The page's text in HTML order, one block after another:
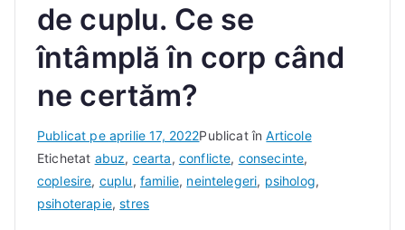
de cuplu. Ce se
întâmplă în corp când
ne certăm?
D
e
I
a
Publicat pe aprilie 17, 2022Publicat înArticole
Etichetat abuz, cearta, conflicte, consecinte,
coplesire, cuplu, familie, neintelegeri, psiholog,
psihoterapie,stres